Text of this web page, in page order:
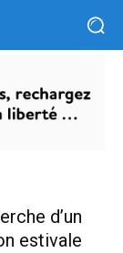
d’un
estivale